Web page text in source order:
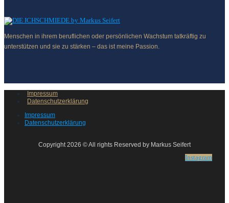
Menschen in ihrem beruflichen oder persönlichen Wachstum tatkräftig zu
unterstützen und sie zu stärken – das ist meine Passion.
Impressum
Datenschutzerklärung
Impressum
Datenschutzerklärung
Copyright 2026 © All rights Reserved by Markus Seifert
Instagram